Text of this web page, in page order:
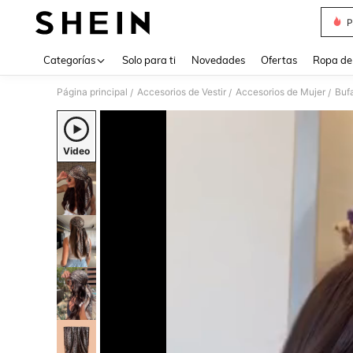
Categorías Solo para ti Novedades Ofertas Ropa
Página principal / Accesorios de Vestir / Accesorios de Mujer /
Video